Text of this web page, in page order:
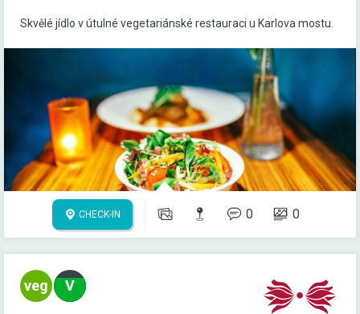
Skvělé jídlo v útulné vegetariánské restauraci u Karlova mostu.
CHECK-IN 0 0